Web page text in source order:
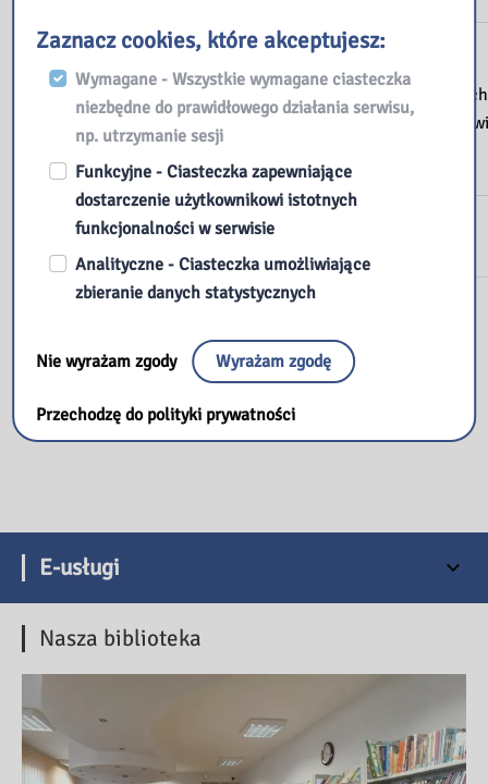
Zróbmy sobie arcydziełko / Marion
Byliniak]. – Warszawa : Wydawnictwo
Musisz sięzalogować , aby móc dodać komentarz.
E-usługi
Nasza biblioteka
Zaznacz cookies, które akceptujesz:
Wymagane - Wszystkie wymagane ciasteczka
niezbędne do prawidłowego działania serwisu,
np. utrzymanie sesji
Funkcyjne - Ciasteczka zapewniające
dostarczenie użytkownikowi istotnych
funkcjonalności w serwisie
Analityczne - Ciasteczka umożliwiające
zbieranie danych statystycznych
Nie wyrażam zgody Wyrażam zgodę
Przechodzę do polityki prywatności